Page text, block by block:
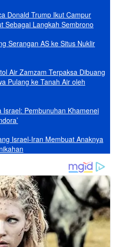
Donald Trump Ikut Campur
Sebagai Langkah Sembrono
Serangan AS ke Situs Nuklir
Air Zamzam Terpaksa Dibuang
Pulang ke Tanah Air oleh
Israel: Pembunuhan Khamenei
Israel-Iran Membuat Anaknya